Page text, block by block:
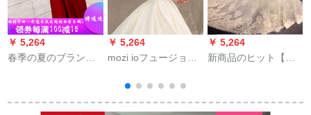
￥ 5,264
春季の夏のブランド
で典雅で上品な妊婦
￥ 5,264
mozi ioフュージョン
女性2019新型新婦メ
ンウェルディ結婚ド
￥ 5,264
新商品のヒット【浪
リアスオーオーバー